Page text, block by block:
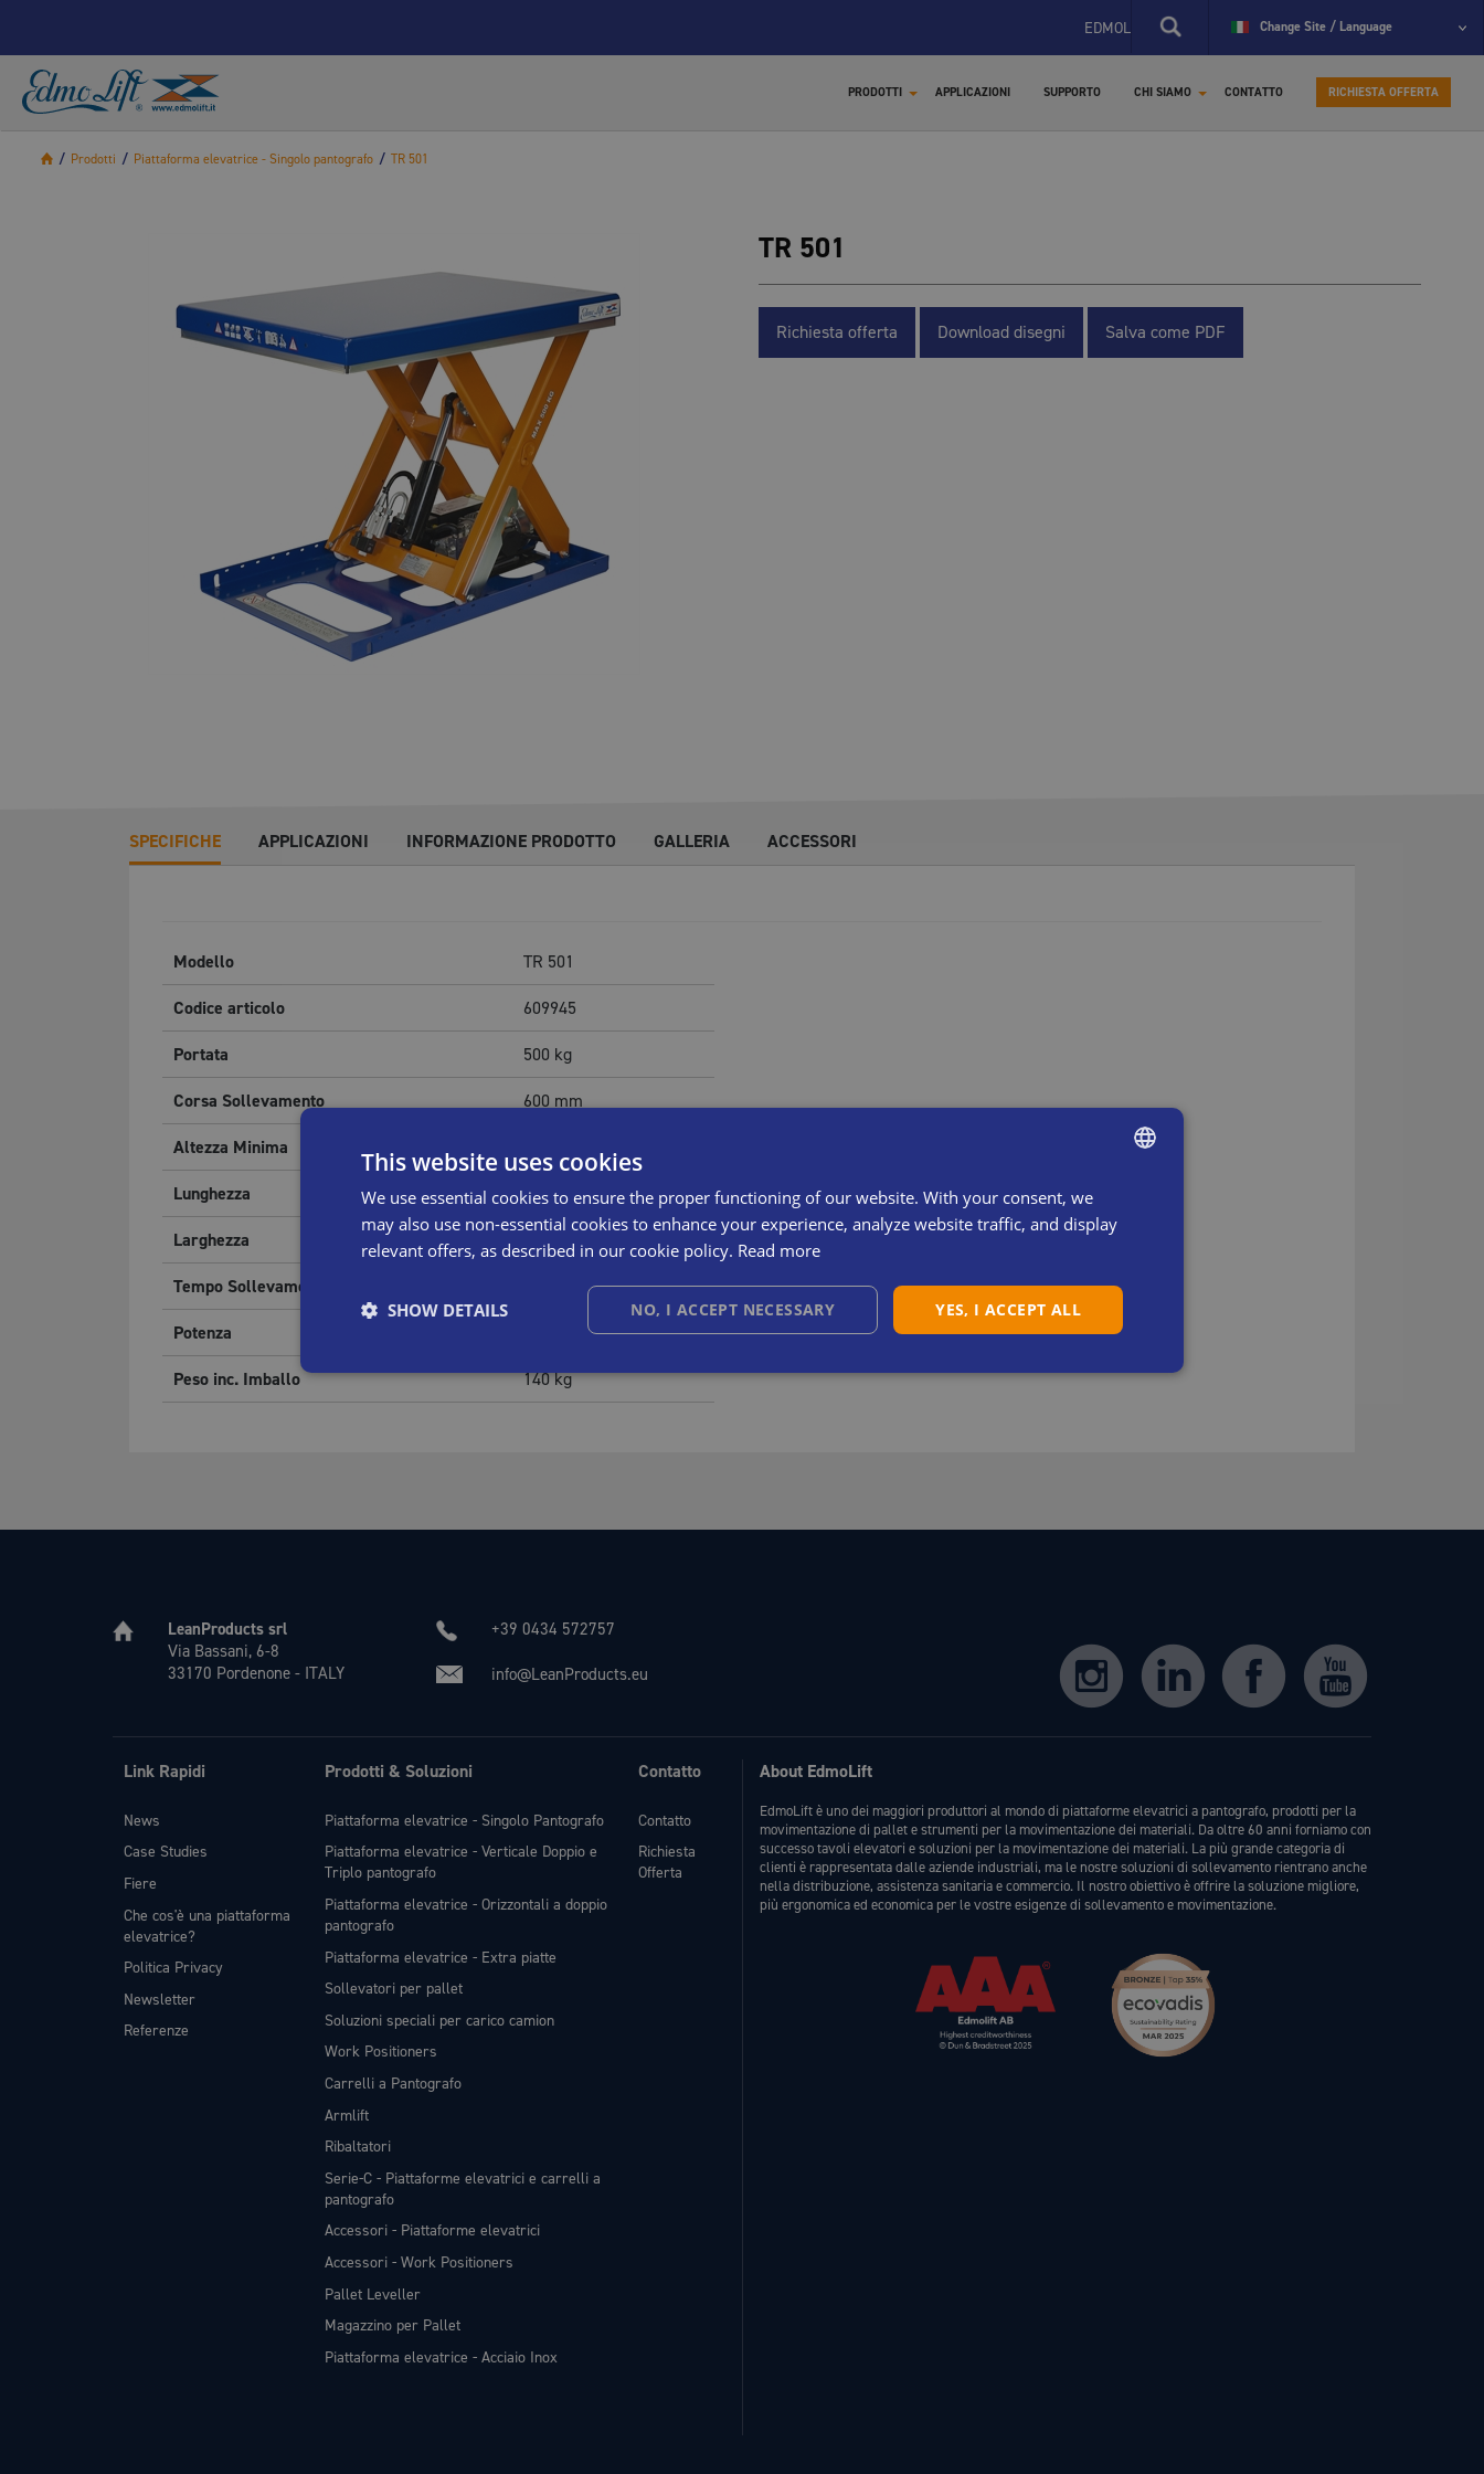
Change Site / Language
EDMOLIFT LANCIA IL NUOVO SITO SPECIFICO PER I RICAMBI
PRODOTTI APPLICAZIONI SUPPORTO CHI SIAMO CONTATTO RICHIESTA OFFERTA
/ Prodotti / Piattaforma elevatrice - Singolo pantografo / TR 501
TR 501
Richiesta offerta Download disegni Salva come PDF
SPECIFICHE APPLICAZIONI INFORMAZIONE PRODOTTO GALLERIA ACCESSORI
Modello
TR 501
Codice articolo
609945
Portata
500 kg
Corsa Sollevamento
600 mm
Altezza Minima
Lunghezza
900 mm
Larghezza
700 mm
Tempo Sollevamento
Potenza
Kw S3
Peso inc. Imballo
140kg
LeanProducts srl
Via Bassani, 6-8
33170 Pordenone - ITALY
+39 0434 572757
info@LeanProducts.eu
Link Rapidi
News
Case Studies
Fiere
Che cos'è una piattaforma
elevatrice?
Politica Privacy
Newsletter
Referenze
Prodotti & Soluzioni
Piattaforma elevatrice - Singolo Pantografo
Piattaforma elevatrice - Verticale Doppio e
Triplo pantografo
Piattaforma elevatrice - Orizzontali a doppio
pantografo
Piattaforma elevatrice - Extra piatte
Sollevatori per pallet
Soluzioni speciali per carico camion
Work Positioners
Carrelli a Pantografo
Armlift
Ribaltatori
Serie-C - Piattaforme elevatrici e carrelli a
pantografo
Accessori - Piattaforme elevatrici
Accessori - Work Positioners
Pallet Leveller
Magazzino per Pallet
Piattaforma elevatrice - Acciaio Inox
Contatto
Contatto
Richiesta
Offerta
About EdmoLift
EdmoLift è uno dei maggiori produttori al mondo di piattaforme elevatrici a pantografo, prodotti per la
movimentazione di pallet e strumenti per la movimentazione dei materiali. Da oltre 60 anni forniamo con
successo tavoli elevatori e soluzioni per la movimentazione dei materiali. La più grande categoria di
clienti è rappresentata dalle aziende industriali, ma le nostre soluzioni di sollevamento rientrano anche
nella distribuzione, assistenza sanitaria e commercio. Il nostro obiettivo è offrire la soluzione migliore,
più ergonomica ed economica per le vostre esigenze di sollevamento e movimentazione.
ENGLISH
SWEDISH
This website uses cookies
We use essential cookies to ensure the proper functioning of our website. With your consent, we
may also use non-essential cookies to enhance your experience, analyze website traffic, and display
relevant offers, as described in our cookie policy. Read more
YES, I ACCEPT ALL
NO, I ACCEPT NECESSARY
SHOW DETAILS